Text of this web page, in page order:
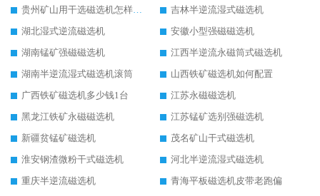
贵州矿山用干选磁选机怎样调磁
吉林半逆流湿式磁选机
湖北湿式逆流磁选机
安徽小型强磁磁选机
湖南锰矿强磁磁选机
江西半逆流永磁筒式磁选机
湖南半逆流湿式磁选机滚筒
山西铁矿磁选机如何配置
广西铁矿磁选机多少钱1台
江苏永磁磁选机
黑龙江铁矿永磁磁选机
江苏锰矿选别强磁选机
新疆贫锰矿磁选机
茂名矿山干式磁选机
淮安钢渣微粉干式磁选机
河北半逆流湿式磁选机
重庆半逆流磁选机
青海平板磁选机皮带老跑偏